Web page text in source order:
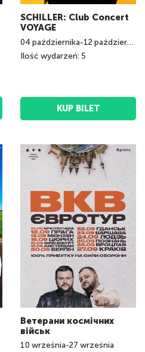
SCHILLER: Club Concert
VOYAGE
04 października-12października
Ilość wydarzeń: 5
KUP BILET
Ветерани космічних
військ
10 września-27 września